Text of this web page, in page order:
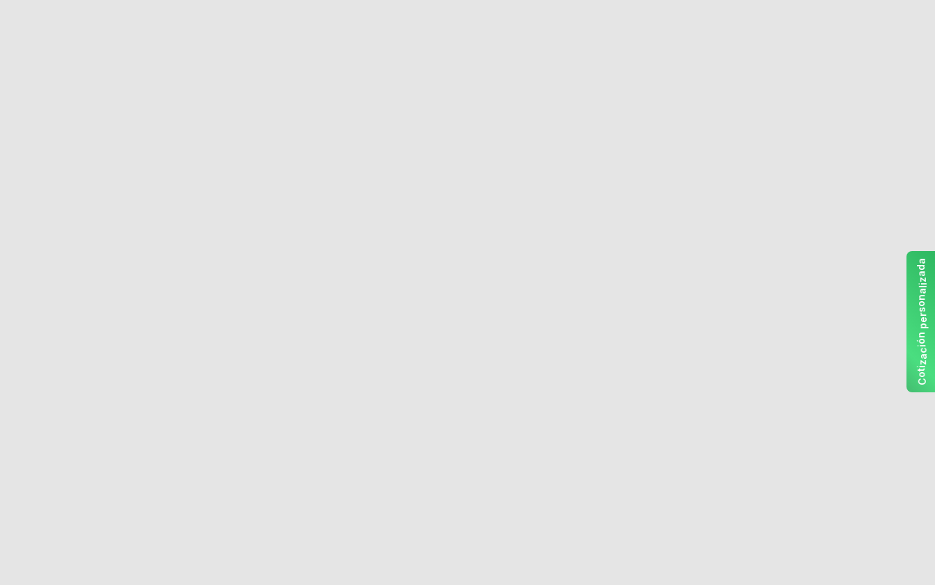
C
o
t
i
z
a
c
i
ó
n
p
e
r
s
o
n
a
l
i
z
a
d
a